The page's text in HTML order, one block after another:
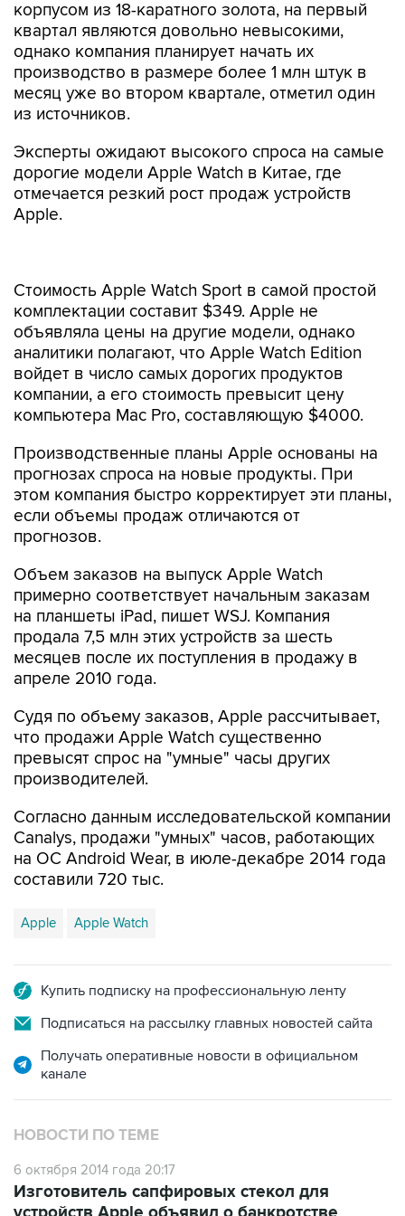
корпусом из 18-каратного золота, на первый
квартал являются довольно невысокими,
однако компания планирует начать их
производство в размере более 1 млн штук в
месяц уже во втором квартале, отметил один
из источников.
Эксперты ожидают высокого спроса на самые
дорогие модели Apple Watch в Китае, где
отмечается резкий рост продаж устройств
Apple.
объявляла цены на другие модели, однако
аналитики полагают, что Apple Watch Edition
войдет в число самых дорогих продуктов
компании, а его стоимость превысит цену
компьютера Mac Pro, составляющую $4000.
Производственные планы Apple основаны на
этом компания быстро корректирует эти планы,
если объемы продаж отличаются от
прогнозов.
Объем заказов на выпуск Apple Watch
на планшеты iPad, пишет WSJ. Компания
продала 7,5 млн этих устройств за шесть
месяцев после их поступления в продажу в
апреле 2010 года.
Судя по объему заказов, Apple рассчитывает,
превысят спрос на "умные" часы других
производителей.
Согласно данным исследовательской компании
на ОС Android Wear, в июле-декабре 2014 года
составили 720 тыс.
Apple Apple Watch
Подписаться на рассылку главных новостей сайта
Получать оперативные новости в официальном
НОВОСТИ ПО ТЕМЕ
6 октября 2014 года 20:17
устройств Apple объявил о банкротстве